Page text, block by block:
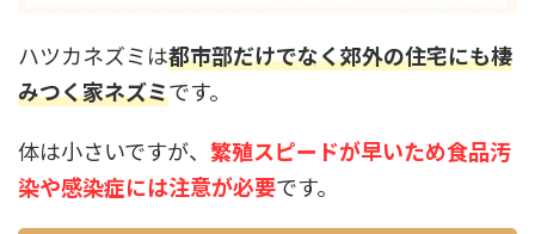
ハツカネズミは都市部だけでなく郊外の住宅にも棲
みつく家ネズミです。
体は小さいですが、 繁殖スピードが早いため食品汚
染や感染症には注意が必要です。